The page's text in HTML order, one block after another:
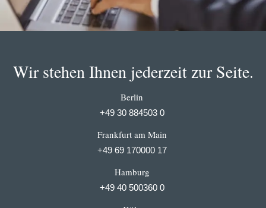
Wir stehen Ihnen jederzeit zur Seite.
Berlin
+49 30 884503 0
Frankfurt am Main
+49 69 170000 17
Hamburg
+49 40 500360 0